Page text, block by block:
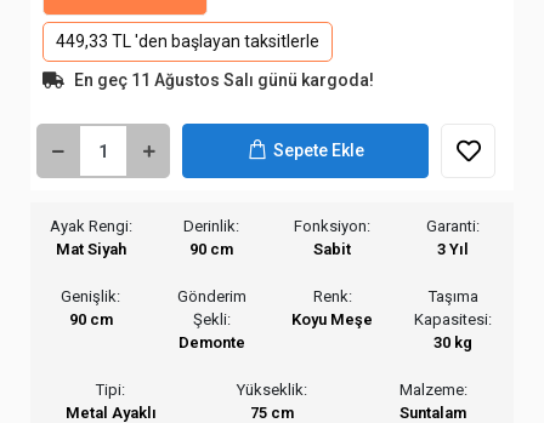
449,33 TL 'den başlayan taksitlerle
En geç 11 Ağustos Salı günü kargoda!
Sepete Ekle
Ayak Rengi:
Mat Siyah
Derinlik:
90 cm
Fonksiyon:
Sabit
Garanti:
3 Yıl
Genişlik:
90 cm
Gönderim
Şekli:
Demonte
Renk:
Koyu Meşe
Taşıma
Kapasitesi:
30 kg
Tipi:
Metal Ayaklı
Yükseklik:
75 cm
Malzeme:
Suntalam